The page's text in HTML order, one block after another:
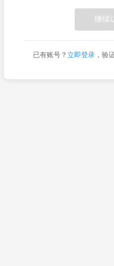
继续
已有账号？ 立即登录，验